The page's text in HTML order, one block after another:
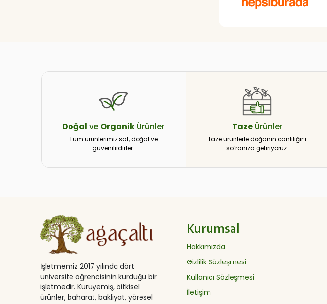
Doğal ve Organik Ürünler
Tüm ürünlerimiz saf, doğal ve
güvenilirdirler.
TazeÜrünler
Taze ürünlerle doğanın canlılığını
sofranıza getiriyoruz.
İşletmemiz 2017 yılında dört
üniversite öğrencisinin kurduğu bir
işletmedir. Kuruyemiş, bitkisel
ürünler, baharat, bakliyat, yöresel
Kurumsal
Hakkımızda
Gizlilik Sözleşmesi
Kullanıcı Sözleşmesi
İletişim